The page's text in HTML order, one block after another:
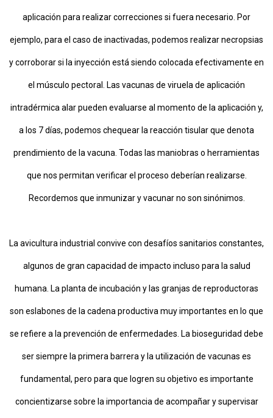
aplicación para realizar correcciones si fuera necesario. Por
ejemplo, para el caso de inactivadas, podemos realizar necropsias
y corroborar si la inyección está siendo colocada efectivamente en
el músculo pectoral. Las vacunas de viruela de aplicación
intradérmica alar pueden evaluarse al momento de la aplicación y,
a los 7 días, podemos chequear la reacción tisular que denota
prendimiento de la vacuna. Todas las maniobras o herramientas
que nos permitan verificar el proceso deberían realizarse.
Recordemos que inmunizar y vacunar no son sinónimos.
La avicultura industrial convive con desafíos sanitarios constantes,
algunos de gran capacidad de impacto incluso para la salud
humana. La planta de incubación y las granjas de reproductoras
son eslabones de la cadena productiva muy importantes en lo que
se refiere a la prevención de enfermedades. La bioseguridad debe
ser siempre la primera barrera y la utilización de vacunas es
fundamental, pero para que logren su objetivo es importante
concientizarse sobre la importancia de acompañar y supervisar